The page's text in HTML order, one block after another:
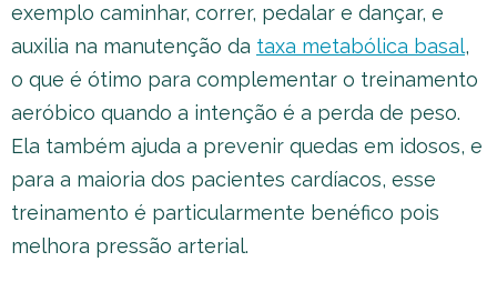
exemplo caminhar, correr, pedalar e dançar, e
auxilia na manutenção da taxa metabólica basal,
o que é ótimo para complementar o treinamento
aeróbico quando a intenção é a perda de peso.
Ela também ajuda a prevenir quedas em idosos, e
para a maioria dos pacientes cardíacos, esse
treinamento é particularmente benéfico pois
melhora pressão arterial.